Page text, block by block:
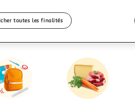
... ou à trouver votre
toutes les finalités